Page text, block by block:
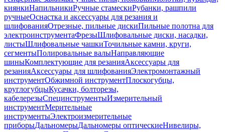
киянкиНапильникиРучные стамескиРубанки, рашпили
ручныеОснастка и аксессуары для резания и
шлифованияОтрезные, пильные дискиПильные полотна для
электроинструментаФрезыШлифовальные диски, насадки,
листыШлифовальные чашкиТочильные камни, круги,
сегментыПолировальные валыНаправляющие
шиныКомплектующие для резанияАксессуары для
резанияАксессуары для шлифованияЭлектромонтажный
инструментОбжимной инструментПлоскогубцы,
круглогубцыКусачки, болторезы,
кабелерезыСпецинструментыИзмерительный
инструментМерительные
инструментыЭлектроизмерительные
приборыДальномерыДальномеры оптическиеНивелиры,